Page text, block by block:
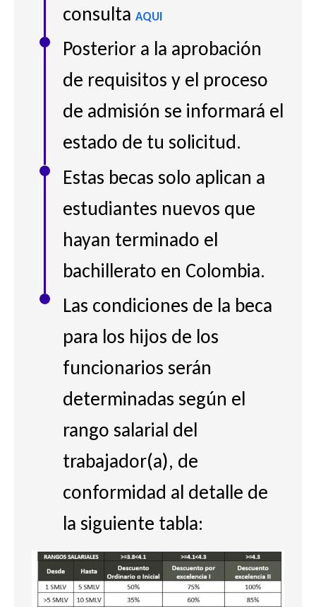
consulta AQUI
Posterior a la aprobación
de requisitos y el proceso
de admisión se informará el
estado de tu solicitud.
Estas becas solo aplican a
estudiantes nuevos que
hayan terminado el
bachillerato en Colombia.
Las condiciones de la beca
para los hijos de los
funcionarios serán
determinadas según el
rango salarial del
trabajador(a), de
conformidad al detalle de
la siguiente tabla: